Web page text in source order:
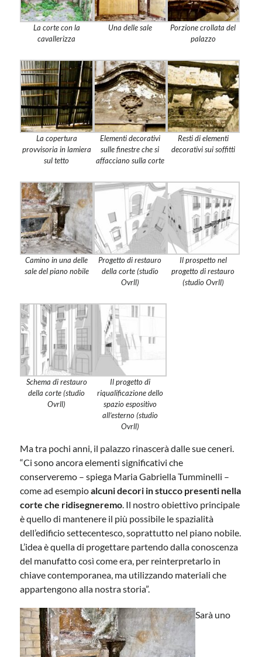
La corte con la
cavallerizza
Una delle sale
Porzione crollata del
palazzo
La copertura
provvisoria in lamiera
sul tetto
Elementi decorativi
sulle finestre che si
affacciano sulla corte
Resti di elementi
decorativi sui soffitti
Camino in una delle
sale del piano nobile
Progetto di restauro
della corte (studio
Ovrll)
Il prospetto nel
progetto di restauro
(studio Ovrll)
Schema di restauro
della corte (studio
Ovrll)
Il progetto di
riqualificazione dello
spazio espositivo
all’esterno (studio
Ovrll)
Ma tra pochi anni, il palazzo rinascerà dalle sue ceneri.
“Ci sono ancora elementi significativi che
conserveremo – spiega Maria Gabriella Tumminelli –
come ad esempioalcuni decori in stucco presenti nella
corte che ridisegneremo. Il nostro obiettivo principale
è quello di mantenere il più possibile le spazialità
dell’edificio settecentesco, soprattutto nel piano nobile.
L’idea è quella di progettare partendo dalla conoscenza
del manufatto così come era, per reinterpretarlo in
chiave contemporanea, ma utilizzando materiali che
appartengono alla nostra storia”.
Sarà uno